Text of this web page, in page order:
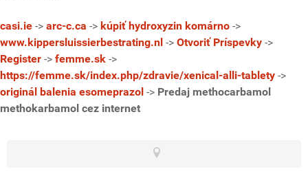
casi.ie -> arc-c.ca -> kúpiť hydroxyzin komárno ->
www.kippersluissierbestrating.nl -> Otvoriť Príspevky ->
Register -> femme.sk ->
https://femme.sk/index.php/zdravie/xenical-alli-tablety ->
originál balenia esomeprazol -> Predaj methocarbamol
methokarbamol cez internet